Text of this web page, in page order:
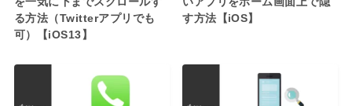
る方法（Twitterアプリでも
可）【iOS13】
す方法【iOS】